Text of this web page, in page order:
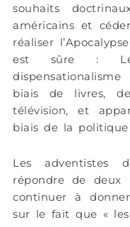
souhaits
américains et
réaliser
est sûre :
biais de livres,
télévision, et
biais de la politique
Les adventistes
répondre de deux
continuer à
sur le fait que « les